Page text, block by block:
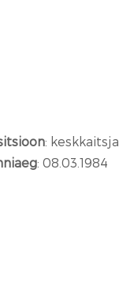
: keskkaitsja
: 08.03.1984